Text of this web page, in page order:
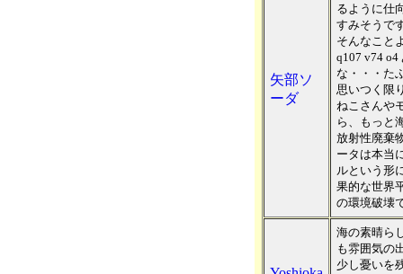
矢部ソ
ーダ
るように仕
すみそうで
そんなこと
q107 v74
な・・・た
思いつく限
ねこさんや
ら、もっと
放射性廃棄
ータは本当
ルという形
果的な世界
の環境破壊
海の素晴ら
も雰囲気の
少し憂いを